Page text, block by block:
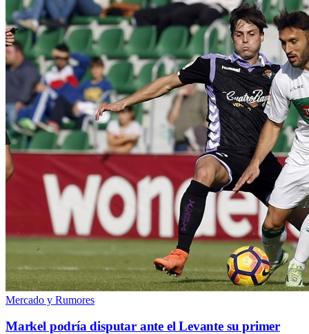
Mercado y Rumores
Markel podría disputar ante el Levante su primer